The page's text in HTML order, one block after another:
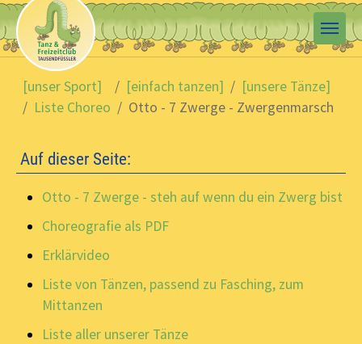
Skip to main content
You are here:
[unser Sport]
[einfach tanzen]
[unsere Tänze]
Liste Choreo
Otto - 7 Zwerge - Zwergenmarsch
Auf dieser Seite:
Otto - 7 Zwerge - steh auf wenn du ein Zwerg bist
Choreografie als PDF
Erklärvideo
Liste von Tänzen, passend zu Fasching, zum
Mittanzen
Liste aller unserer Tänze